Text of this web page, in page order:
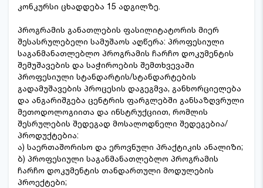
კონკურსი ცხადდება 15 ადგილზე.
პროგრამის განათლების ფასილიტატორის მიერ
შესასრულებელი სამუშაოს აღწერა: პროფესიული
საგანმანათლებლო პროგრამის ჩარჩო დოკუმენტის
შემუშავების და საჭიროების შემთხვევაში
პროფესიული სტანდარტის/სტანდარტების
გადამუშავების პროცესის დაგეგმვა, განხორციელება
და ანგარიშგება ცენტრის ფარგლებში განსაზღვრული
მეთოდოლოგიითა და ინსტრუქციით, რომლის
შესრულების შედეგად მოსალოდნელი შედეგებია/
პროდუქტებია:
ა) საერთაშორისო და ეროვნული პრაქტიკის ანალიზი;
ბ) პროფესიული საგანმანათლებლო პროგრამის
ჩარჩო დოკუმენტის თანდართული მოდულების
პროექტები;